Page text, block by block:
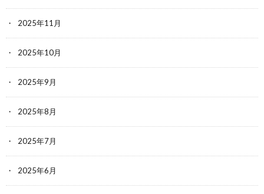
2025年11月
2025年10月
2025年9月
2025年8月
2025年7月
2025年6月